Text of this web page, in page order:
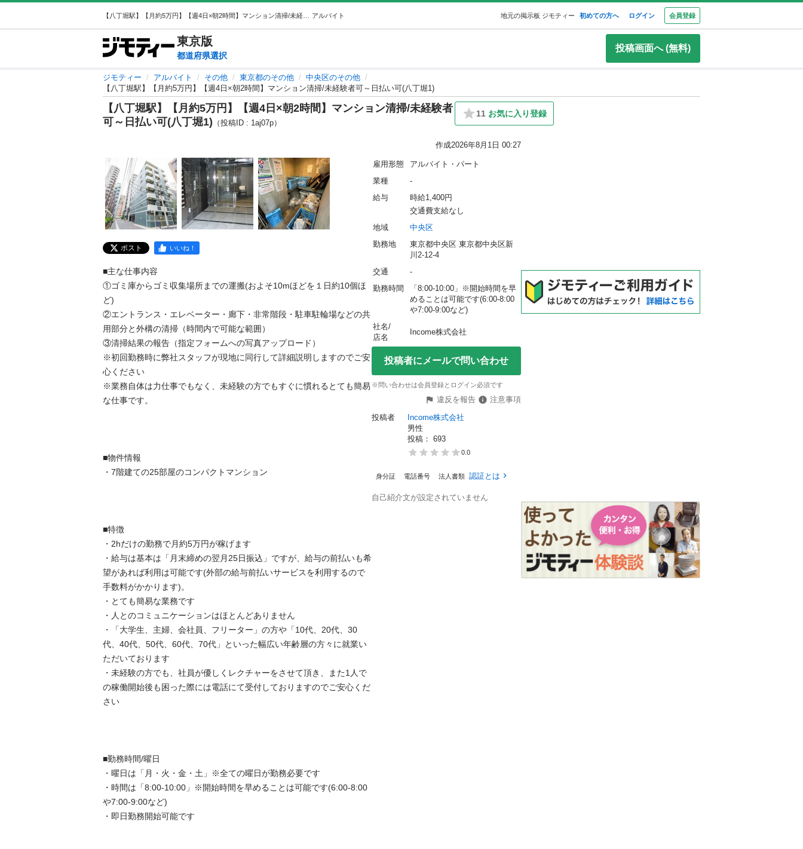
アルバイト 地元の掲示板 ジモティー 初めての方へ ログイン 会員登録
東京版
都道府県選択
投稿画面へ (無料)
ジモティー アルバイト その他 東京都のその他
中央区のその他
【八丁堀駅】【月約5万円】【週4日×朝2時間】マンション清掃/未経験者可～日払い可(八丁堀1)
【八丁堀駅】【月約5万円】【週4日×朝2時間】マンション清掃/未経験者
可～日払い可(八丁堀1) （投稿ID : 1aj07p）
11 お気に入り登録
作成2026年8月1日 00:27
ポスト いいね！
■主な仕事内容
①ゴミ庫からゴミ収集場所までの運搬(およそ10mほどを１日約10個ほ
ど)
②エントランス・エレベーター・廊下・非常階段・駐車駐輪場などの共
用部分と外構の清掃（時間内で可能な範囲）
③清掃結果の報告（指定フォームへの写真アップロード）
※初回勤務時に弊社スタッフが現地に同行して詳細説明しますのでご安
心ください
※業務自体は力仕事でもなく、未経験の方でもすぐに慣れるとても簡易
な仕事です。
■物件情報
・7階建ての25部屋のコンパクトマンション
■特徴
・2hだけの勤務で月約5万円が稼げます
・給与は基本は「月末締めの翌月25日振込」ですが、給与の前払いも希
望があれば利用は可能です(外部の給与前払いサービスを利用するので
手数料がかかります)。
・とても簡易な業務です
・人とのコミュニケーションはほとんどありません
・「大学生、主婦、会社員、フリーター」の方や「10代、20代、30
代、40代、50代、60代、70代」といった幅広い年齢層の方々に就業い
ただいております
・未経験の方でも、社員が優しくレクチャーをさせて頂き、また1人で
の稼働開始後も困った際には電話にて受付しておりますのでご安心くだ
さい
■勤務時間/曜日
・曜日は「月・火・金・土」※全ての曜日が勤務必要です
・時間は「8:00-10:00」※開始時間を早めることは可能です(6:00-8:00
や7:00-9:00など)
・即日勤務開始可能です
雇用形態
アルバイト・パート
業種
-
給与
時給1,400円
交通費支給なし
地域
中央区
勤務地
東京都中央区 東京都中央区新
川2-12-4
交通
-
勤務時間
「8:00-10:00」※開始時間を早
めることは可能です(6:00-8:00
や7:00-9:00など)
社名/
店名
Income株式会社
投稿者にメールで問い合わせ
※問い合わせは会員登録とログイン必須です
違反を報告
注意事項
投稿者
Income株式会社
男性
投稿： 693
0.0
身分証 電話番号 法人書類 認証とは
自己紹介文が設定されていません